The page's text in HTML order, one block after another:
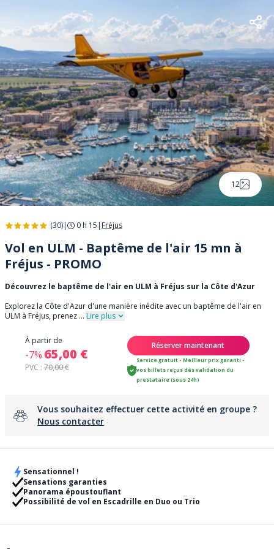
12
(30)| 0 h 15 | Fréjus
Vol en ULM - Baptême de l'air 15 mn à
Fréjus - PROMO
Découvrez le baptême de l'air en ULM à Fréjus sur la Côte d'Azur
Explorez la Côte d'Azur d'une manière inédite avec un baptême de l'air en
ULM à Fréjus, prenez ... Lire plus
À partir de
-7% 65,00 €
PVC :70,00 €
Réserver maintenant
Service gratuit - Meilleur prix garanti -
vos billets reçus dès validation du
prestataire (sous 24h)
Vous souhaitez effectuer cette activité en groupe ?
Nous contacter
Sensationnel !
Sensations garanties
Panorama époustouflant
Possibilité de vol en Escadrille en Duo ou Trio